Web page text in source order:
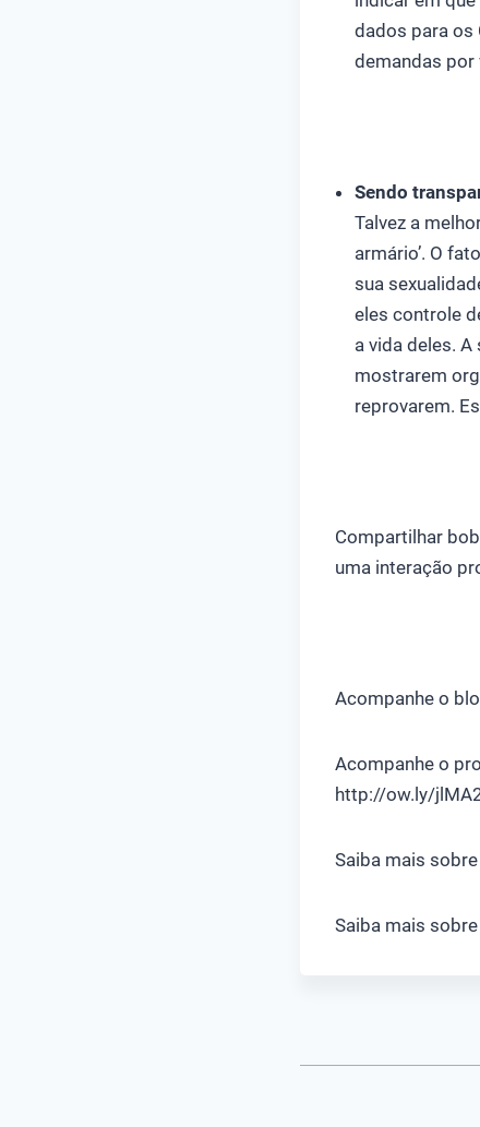
dados para os
demandas por
Sendo
Talvez a
armário’. O
sua
eles controle
a vida deles.
mostrarem
reprovarem.
Compartilhar
uma interação
Acompanhe o
Acompanhe o
http://ow.ly/
Saiba mais
Saiba mais